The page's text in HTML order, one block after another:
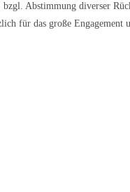
Abstimmung diverser
für das große